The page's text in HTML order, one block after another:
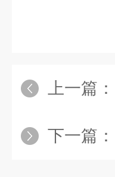
上一篇：
下一篇：